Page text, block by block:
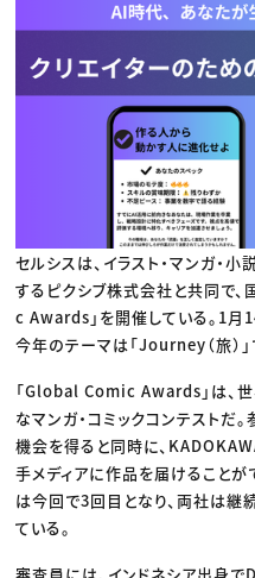
ゲーム・エンタメ
広告
出版
CREATIVE VILLAGEから
プロフェッショ
セルシスは、イラスト・マンガ・
するピクシブ株式会社と共同で
c Awards」を開催している。1月
今年のテーマは「Journey（旅）」
「Global Comic Awards」は、
なマンガ・コミックコンテストだ
機会を得ると同時に、
手メディアに作品を届けること
は今回で3回目となり、両社は継
ている。